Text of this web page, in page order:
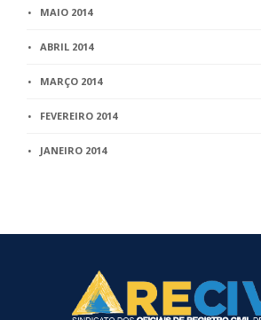
MAIO 2014
ABRIL 2014
MARÇO 2014
FEVEREIRO 2014
JANEIRO 2014